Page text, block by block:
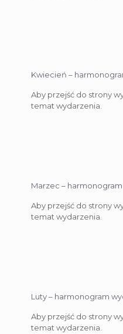
Kwiecień –
Aby przejść do strony
temat wydarzenia.
Marzec –
Aby przejść do strony
temat wydarzenia.
Luty – harmonogram
Aby przejść do strony
temat wydarzenia.